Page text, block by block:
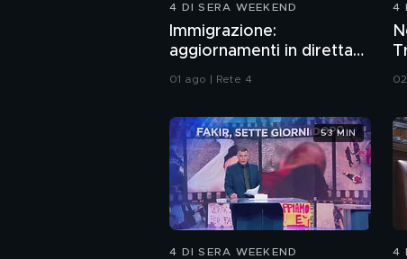
4 DI SERA WEEKEND
Immigrazione:
aggiornamenti in diretta
da Ceuta
01 ago | Rete 4
4
4 DI SERA WEEKEND
53 MIN
4